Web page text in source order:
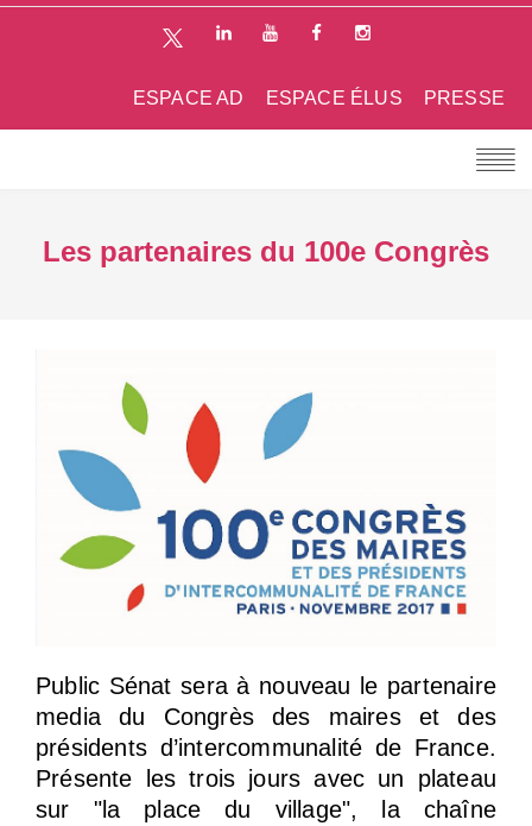
PRESSE
ESPACE ÉLUS
ESPACE AD
Les partenaires du 100e Congrès
Public Sénat sera à nouveau le partenaire
media du Congrès des maires et des
présidents d’intercommunalité de France.
Présente les trois jours avec un plateau
sur "la place du village", la chaîne